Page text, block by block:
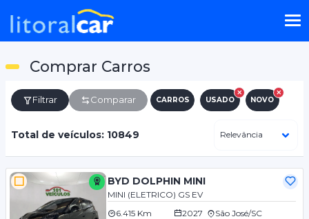
Comprar Carros
Filtrar Comparar CARROS USADO NOVO
Total de veículos: 10849
BYD DOLPHIN MINI
MINI (ELETRICO) GS EV
6.415 Km
2027 São José/SC